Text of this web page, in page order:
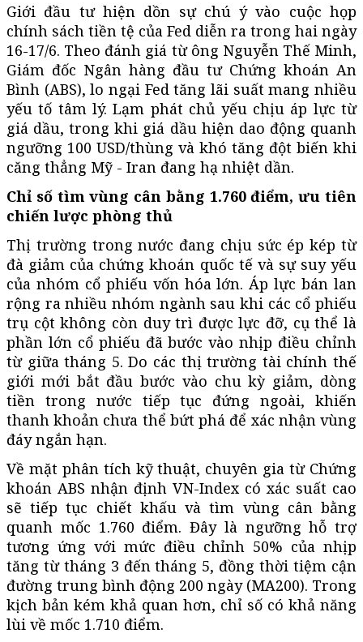
Giới đầu tư hiện dồn sự chú ý vào cuộc họp
chính sách tiền tệ của Fed diễn ra trong hai ngày
16-17/6. Theo đánh giá từ ông Nguyễn Thế Minh,
Giám đốc Ngân hàng đầu tư Chứng khoán An
Bình (ABS), lo ngại Fed tăng lãi suất mang nhiều
yếu tố tâm lý. Lạm phát chủ yếu chịu áp lực từ
giá dầu, trong khi giá dầu hiện dao động quanh
ngưỡng 100 USD/thùng và khó tăng đột biến khi
căng thẳng Mỹ - Iran đang hạ nhiệt dần.
Chỉ số tìm vùng cân bằng 1.760 điểm, ưu tiên
chiến lược phòng thủ
Thị trường trong nước đang chịu sức ép kép từ
đà giảm của chứng khoán quốc tế và sự suy yếu
của nhóm cổ phiếu vốn hóa lớn. Áp lực bán lan
rộng ra nhiều nhóm ngành sau khi các cổ phiếu
trụ cột không còn duy trì được lực đỡ, cụ thể là
phần lớn cổ phiếu đã bước vào nhịp điều chỉnh
từ giữa tháng 5. Do các thị trường tài chính thế
giới mới bắt đầu bước vào chu kỳ giảm, dòng
tiền trong nước tiếp tục đứng ngoài, khiến
thanh khoản chưa thể bứt phá để xác nhận vùng
đáy ngắn hạn.
Về mặt phân tích kỹ thuật, chuyên gia từ Chứng
khoán ABS nhận định VN-Index có xác suất cao
sẽ tiếp tục chiết khấu và tìm vùng cân bằng
quanh mốc 1.760 điểm. Đây là ngưỡng hỗ trợ
tương ứng với mức điều chỉnh 50% của nhịp
tăng từ tháng 3 đến tháng 5, đồng thời tiệm cận
đường trung bình động 200 ngày (MA200). Trong
kịch bản kém khả quan hơn, chỉ số có khả năng
lùi về mốc 1.710 điểm.